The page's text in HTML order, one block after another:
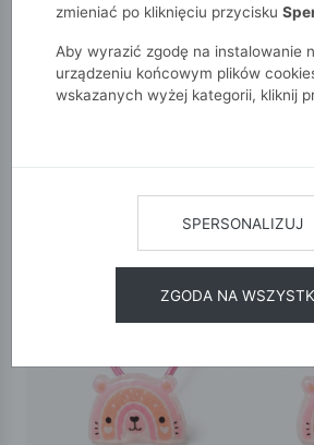
zmieniać po kliknięciu przycisku
Aby wyrazić zgodę na instalowanie
urządzeniu końcowym plików
wskazanych wyżej kategorii, kliknij
SPERSONALIZUJ
ZGODA NA